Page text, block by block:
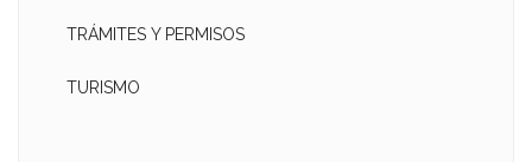
TRÁMITES Y PERMISOS
TURISMO